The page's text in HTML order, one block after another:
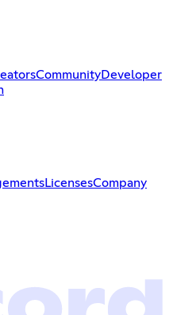
CommunityDeveloper
LicensesCompany